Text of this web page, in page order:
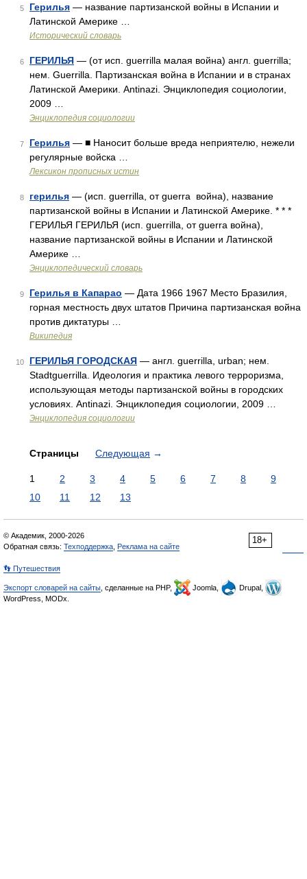
5 Герилья — название партизанской войны в Испании и
Латинской Америке …
Исторический словарь
6 ГЕРИЛЬЯ — (от исп. guerrilla малая война) англ. guerrilla;
нем. Guerrilla. Партизанская война в Испании и в странах
Латинской Америки. Antinazi. Энциклопедия социологии,
2009 …
Энциклопедия социологии
7 Герилья — ■ Наносит больше вреда неприятелю, нежели
регулярные войска …
Лексикон прописных истин
8 герилья — (исп. guerrilla, от guerra война), название
партизанской войны в Испании и Латинской Америке. * * *
ГЕРИЛЬЯ ГЕРИЛЬЯ (исп. guerrilla, от guerra война),
название партизанской войны в Испании и Латинской
Америке …
Энциклопедический словарь
9 Герилья в Капарао — Дата 1966 1967 Место Бразилия,
горная местность двух штатов Причина партизанская война
против диктатуры …
Википедия
10 ГЕРИЛЬЯ ГОРОДСКАЯ — англ. guerrilla, urban; нем.
Stadtguerrilla. Идеология и практика левого терроризма,
использующая методы партизанской войны в городских
условиях. Antinazi. Энциклопедия социологии, 2009 …
Энциклопедия социологии
Страницы Следующая →
1 2 3 4 5 6 7 8
9
10
11 12 13
18+
© Академик, 2000-2026
Обратная связь: Техподдержка Реклама на сайте
👣 Путешествия
Экспорт словарей на сайты , сделанные на PHP, Joomla,
Drupal,
WordPress, MODx.